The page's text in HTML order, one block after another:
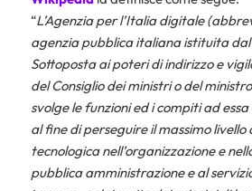
“L’Agenzia per l’Italia digitale
agenzia pubblica italiana istituita
Sottoposta ai poteri di indirizzo e
del Consiglio dei ministri o del
svolge le funzioni ed i compiti ad
al fine di perseguire il massimo livello
tecnologica nell’organizzazione e
pubblica amministrazione e al